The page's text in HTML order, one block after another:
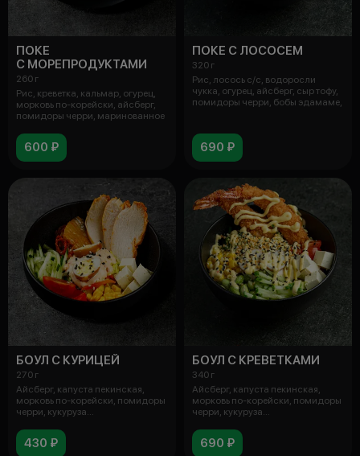
ПОКЕ
С МОРЕПРОДУКТАМИ
260 г
Рис, креветка, кальмар, огурец,
морковь по-корейски, айсберг,
помидоры черри, маринованное
600 ₽
ПОКЕ С ЛОСОСЕМ
320 г
Рис, лосось с/с, водоросли
чукка, огурец, айсберг, сыр тофу,
помидоры черри, бобы эдамаме,
690 ₽
БОУЛ С КУРИЦЕЙ
270 г
Айсберг, капуста пекинская,
морковь по-корейски, помидоры
черри, кукуруза
430 ₽
БОУЛ С КРЕВЕТКАМИ
340 г
Айсберг, капуста пекинская,
морковь по-корейски, помидоры
черри, кукуруза
690 ₽